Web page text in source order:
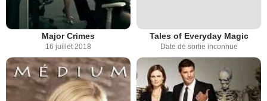
Major Crimes
16 juillet 2018
Tales of Everyday Magic
Date de sortie inconnue